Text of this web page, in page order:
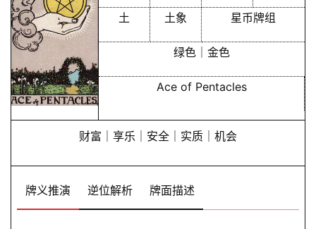
土 土象 星币牌组
绿色｜金色
Ace of Pentacles
财富｜享乐｜安全｜实质｜机会
牌义推演 逆位解析 牌面描述